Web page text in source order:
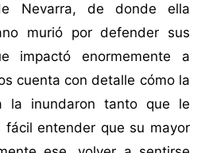
Nevarra, de donde ella
murió por defender sus
impactó enormemente a
cuenta con detalle cómo la
la inundaron tanto que le
fácil entender que su mayor